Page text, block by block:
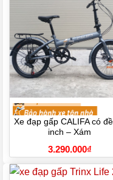
Xe đạp gấp CALIFA có
inch – Xám
3.290.000₫